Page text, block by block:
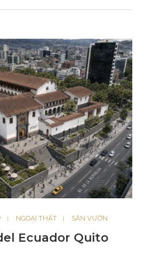
NGOẠI THẤT SÂN VƯỜN
Ecuador Quito